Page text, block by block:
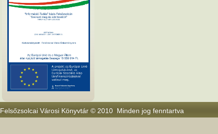
Felsőzsolcai Városi Könyvtár © 2010 Minden jog fenntartva